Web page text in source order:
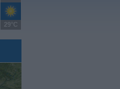
29°C